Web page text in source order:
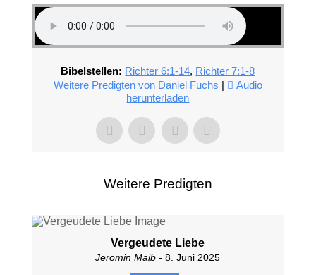
Bibelstellen: Richter 6:1-14, Richter 7:1-8
Weitere Predigten von Daniel Fuchs |
Audio
herunterladen
Weitere Predigten
Vergeudete Liebe
Jeromin Maib - 8. Juni 2025